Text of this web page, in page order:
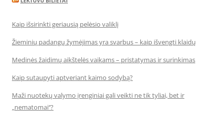
Kaip išsirinkti geriausią pelėsio valiklį
Žieminių padangų žymėjimas yra svarbus – kaip išvengti klaidų
Medinės žaidimų aikštelės vaikams – pristatymas ir surinkimas
Kaip sutaupyti aptveriant kaimo sodybą?
Maži nuotekų valymo įrenginiai gali veikti ne tik tyliai, bet ir
„nematomai‘‘?